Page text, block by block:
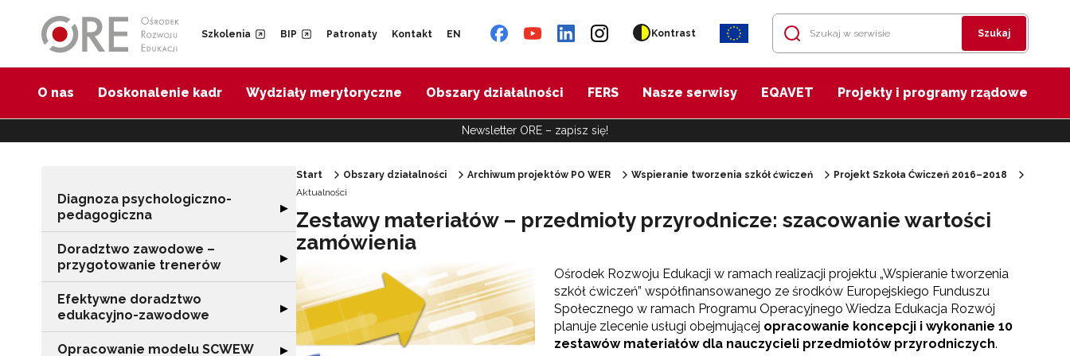
Szkolenia BIP Patronaty Kontakt EN Kontrast Szukaj
O nas Doskonalenie kadr Wydziały merytoryczne Obszary działalności FERS Nasze serwisy EQAVET Projekty i programy rządowe
Newsletter ORE – zapisz się!
Diagnoza psychologiczno-
pedagogiczna
Rozwiń sekcję "Diagnoza psychologiczno-pedagogiczna"
▶
Doradztwo zawodowe –
przygotowanie trenerów
Rozwiń sekcję "Doradztwo zawodowe – przygotowanie trenerów"
▶
Efektywne doradztwo
edukacyjno-zawodowe
Rozwiń sekcję "Efektywne doradztwo edukacyjno-zawodowe"
▶
Opracowanie modelu SCWEW Rozwiń sekcję "Opracowanie modelu SCWEW"
▶
Start Obszary działalności Archiwum projektów PO WER Wspieranie tworzenia szkół ćwiczeń
Projekt Szkoła Ćwiczeń 2016–2018
Aktualności
Zestawy materiałów – przedmioty przyrodnicze: szacowanie wartości
zamówienia
Ośrodek Rozwoju Edukacji w ramach realizacji projektu „Wspieranie tworzenia
szkół ćwiczeń” współfinansowanego ze środków Europejskiego Funduszu
Społecznego w ramach Programu Operacyjnego Wiedza Edukacja Rozwój
planuje zlecenie usługi obejmującej opracowanie koncepcji i wykonanie 10
zestawów materiałów dla nauczycieli przedmiotów przyrodniczych.